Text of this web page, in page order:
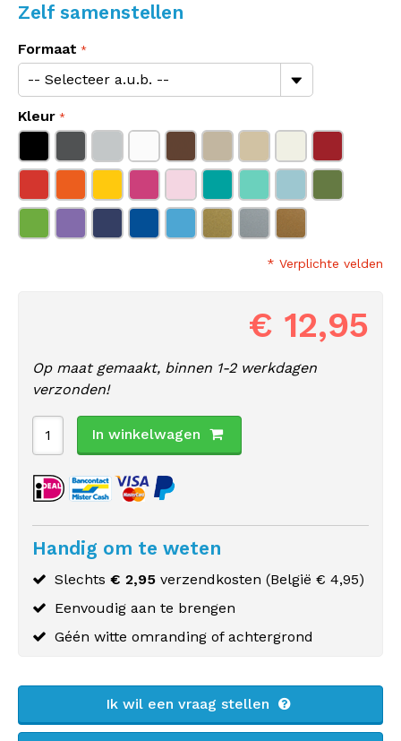
Zelf samenstellen
Formaat
Kleur
* Verplichte velden
€ 12,95
Op maat gemaakt, binnen 1-2 werkdagen
verzonden!
In winkelwagen
Handig om te weten
Slechts € 2,95 verzendkosten (België € 4,95)
Eenvoudig aan te brengen
Géén witte omranding of achtergrond
Ik wil een vraag stellen